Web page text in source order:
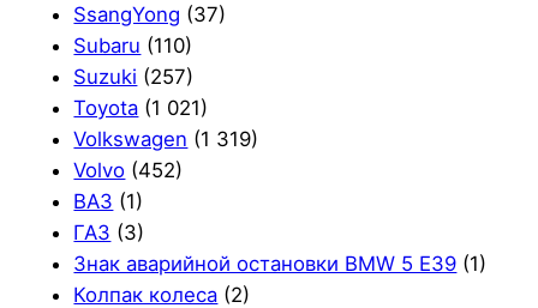
SsangYong (37)
Subaru (110)
Suzuki (257)
Toyota (1 021)
Volkswagen (1 319)
Volvo (452)
ВАЗ (1)
ГАЗ (3)
Знак аварийной остановки BMW 5 E39 (1)
Колпак колеса (2)